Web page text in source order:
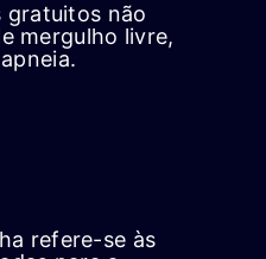
gratuitos não
mergulho livre,
refere-se às